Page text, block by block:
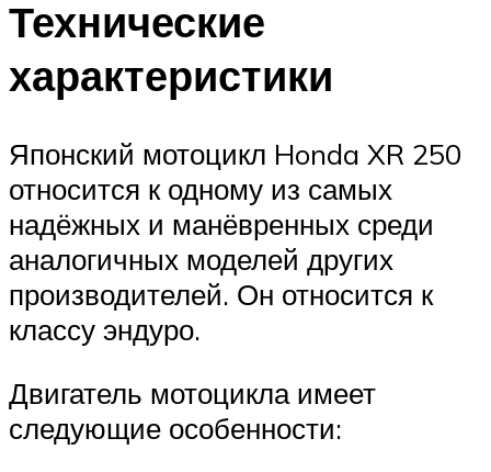
Технические
характеристики
Японский мотоцикл Honda XR 250
относится к одному из самых
надёжных и манёвренных среди
аналогичных моделей других
производителей. Он относится к
классу эндуро.
Двигатель мотоцикла имеет
следующие особенности: